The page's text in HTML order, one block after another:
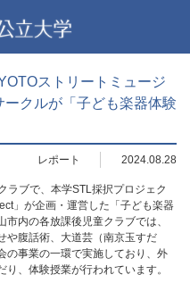
ストリートミュージ
クルが「子ども楽器体験
レポート 2024.08.28
ラブで、本学STL採択プロジェク
」が企画・運営した「子ども楽器
内の各放課後児童クラブでは、
や腹話術、大道芸（南京玉すだ
の事業の一環で実施しており、外
、体験授業が行われています。